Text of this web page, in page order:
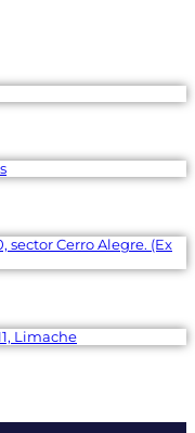
Cerro Alegre. (Ex
Limache